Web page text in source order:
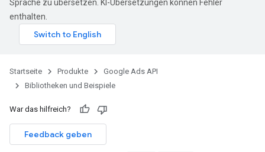
Sprache zu übersetzen. KI-Übersetzungen können Fehler
enthalten.
Startseite Produkte
Google Ads API
Bibliotheken und Beispiele
War das hilfreich?
Feedback geben